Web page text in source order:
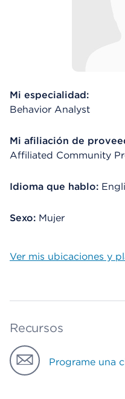
Mi especialidad:
Behavior Analyst
Mi afiliación de
Affiliated Community
Idioma que hablo:
Sexo: Mujer
Ver mis ubicaciones y
Recursos
Programe una